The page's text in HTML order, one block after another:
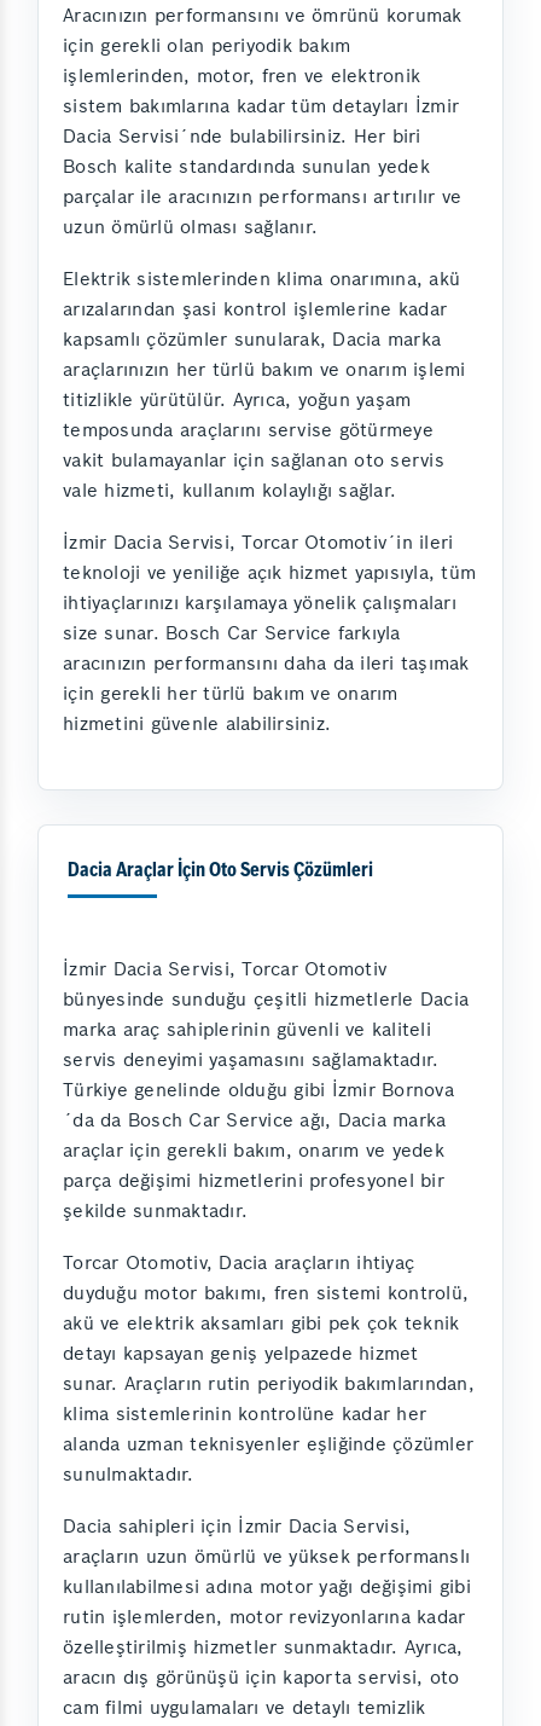
Aracınızın performansını ve ömrünü korumak
için gerekli olan periyodik bakım
işlemlerinden, motor, fren ve elektronik
sistem bakımlarına kadar tüm detayları İzmir
Dacia Servisi´nde bulabilirsiniz. Her biri
Bosch kalite standardında sunulan yedek
parçalar ile aracınızın performansı artırılır ve
uzun ömürlü olması sağlanır.
Elektrik sistemlerinden klima onarımına, akü
arızalarından şasi kontrol işlemlerine kadar
kapsamlı çözümler sunularak, Dacia marka
araçlarınızın her türlü bakım ve onarım işlemi
titizlikle yürütülür. Ayrıca, yoğun yaşam
temposunda araçlarını servise götürmeye
vakit bulamayanlar için sağlanan oto servis
vale hizmeti, kullanım kolaylığı sağlar.
İzmir Dacia Servisi, Torcar Otomotiv´in ileri
teknoloji ve yeniliğe açık hizmet yapısıyla, tüm
ihtiyaçlarınızı karşılamaya yönelik çalışmaları
size sunar. Bosch Car Service farkıyla
aracınızın performansını daha da ileri taşımak
için gerekli her türlü bakım ve onarım
hizmetini güvenle alabilirsiniz.
Dacia Araçlar İçin Oto Servis Çözümleri
İzmir Dacia Servisi, Torcar Otomotiv
bünyesinde sunduğu çeşitli hizmetlerle Dacia
marka araç sahiplerinin güvenli ve kaliteli
servis deneyimi yaşamasını sağlamaktadır.
Türkiye genelinde olduğu gibi İzmir Bornova
´da da Bosch Car Service ağı, Dacia marka
araçlar için gerekli bakım, onarım ve yedek
parça değişimi hizmetlerini profesyonel bir
şekilde sunmaktadır.
Torcar Otomotiv, Dacia araçların ihtiyaç
duyduğu motor bakımı, fren sistemi kontrolü,
akü ve elektrik aksamları gibi pek çok teknik
detayı kapsayan geniş yelpazede hizmet
sunar. Araçların rutin periyodik bakımlarından,
klima sistemlerinin kontrolüne kadar her
alanda uzman teknisyenler eşliğinde çözümler
sunulmaktadır.
Dacia sahipleri için İzmir Dacia Servisi,
araçların uzun ömürlü ve yüksek performanslı
kullanılabilmesi adına motor yağı değişimi gibi
rutin işlemlerden, motor revizyonlarına kadar
özelleştirilmiş hizmetler sunmaktadır. Ayrıca,
aracın dış görünüşü için kaporta servisi, oto
cam filmi uygulamaları ve detaylı temizlik